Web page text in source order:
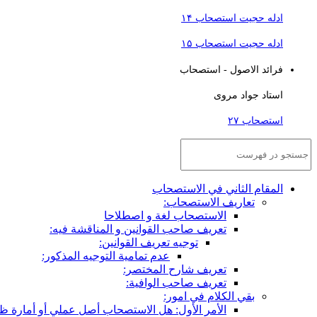
ادله حجیت استصحاب ۱۴
ادله حجیت استصحاب ۱۵
فرائد الاصول - استصحاب
استاد جواد مروی
استصحاب ۲۷
المقام الثاني في الاستصحاب
تعاريف الاستصحاب:
الاستصحاب لغة و اصطلاحا
تعريف صاحب القوانين و المناقشة فيه:
توجيه تعريف القوانين:
عدم تمامية التوجيه المذكور:
تعريف شارح المختصر:
تعريف صاحب الوافية:
بقي الكلام في امور:
الأمر الأول: هل الاستصحاب أصل عملي أو أمارة